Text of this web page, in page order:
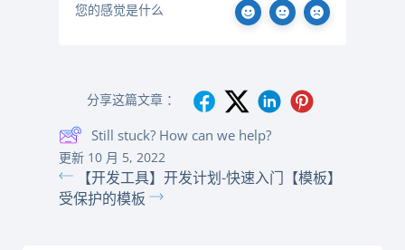
您的感觉是什么
分享这篇文章 ：
Still stuck? How can we help?
更新 10 月 5, 2022
【开发工具】开发计划-快速入门 【模板】
受保护的模板